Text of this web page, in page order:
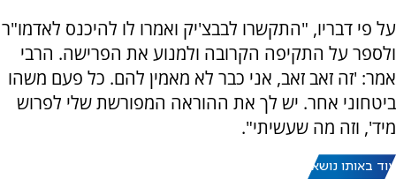
על פי דבריו, "התקשרו לבבצ'יק ואמרו לו להיכנס לאדמו"ר
ולספר על התקיפה הקרובה ולמנוע את הפרישה. הרבי
אמר: 'זה זאב זאב, אני כבר לא מאמין להם. כל פעם משהו
ביטחוני אחר. יש לך את ההוראה המפורשת שלי לפרוש
מיד', וזה מה שעשיתי".
עוד באותו נושא: